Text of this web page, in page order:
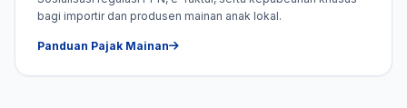
bagi importir dan produsen mainan anak lokal.
Panduan Pajak Mainan